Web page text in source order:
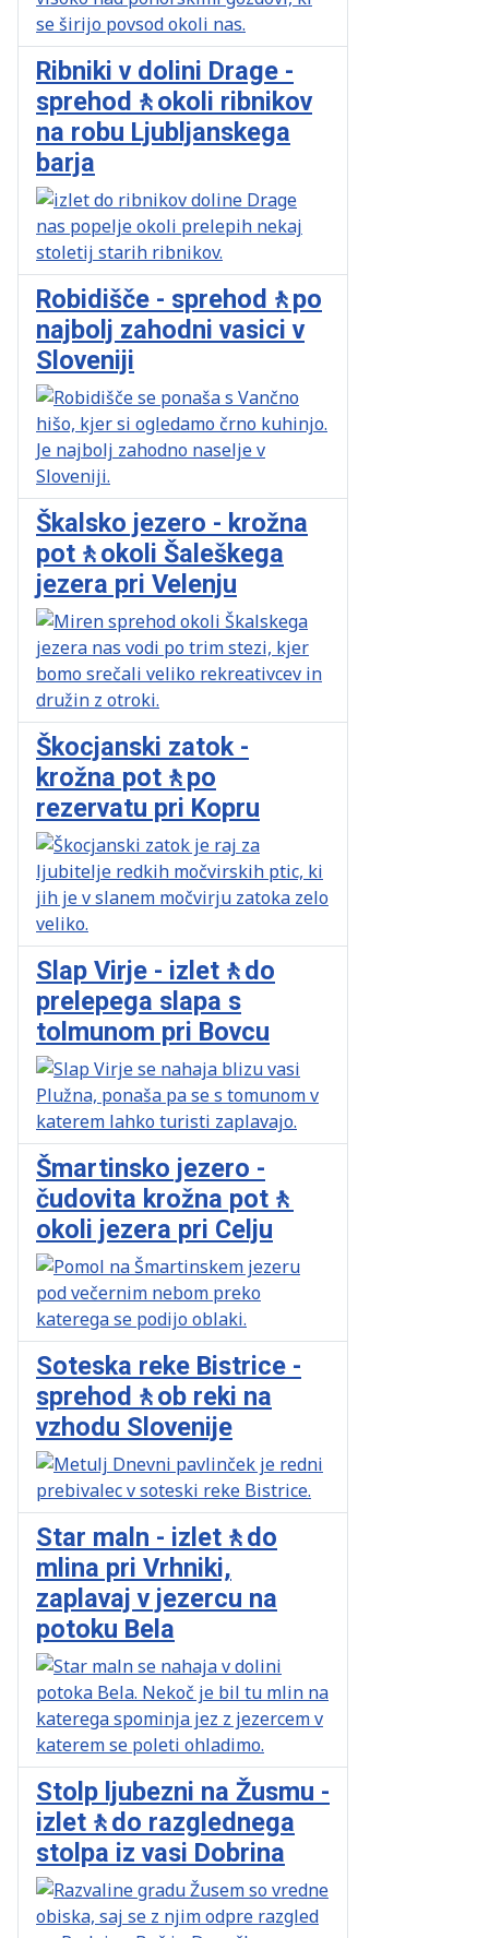
Ribniki v dolini Drage -
sprehod🚶okoli ribnikov
na robu Ljubljanskega
barja
Robidišče - sprehod🚶po
najbolj zahodni vasici v
Sloveniji
Škalsko jezero - krožna
pot🚶okoli Šaleškega
jezera pri Velenju
Škocjanski zatok -
krožna pot🚶po
rezervatu pri Kopru
Slap Virje - izlet🚶do
prelepega slapa s
tolmunom pri Bovcu
Šmartinsko jezero -
čudovita krožna pot🚶
okoli jezera pri Celju
Soteska reke Bistrice -
sprehod🚶ob reki na
vzhodu Slovenije
Star maln - izlet🚶do
mlina pri Vrhniki,
zaplavaj v jezercu na
potoku Bela
Stolp ljubezni na Žusmu -
izlet🚶do razglednega
stolpa iz vasi Dobrina